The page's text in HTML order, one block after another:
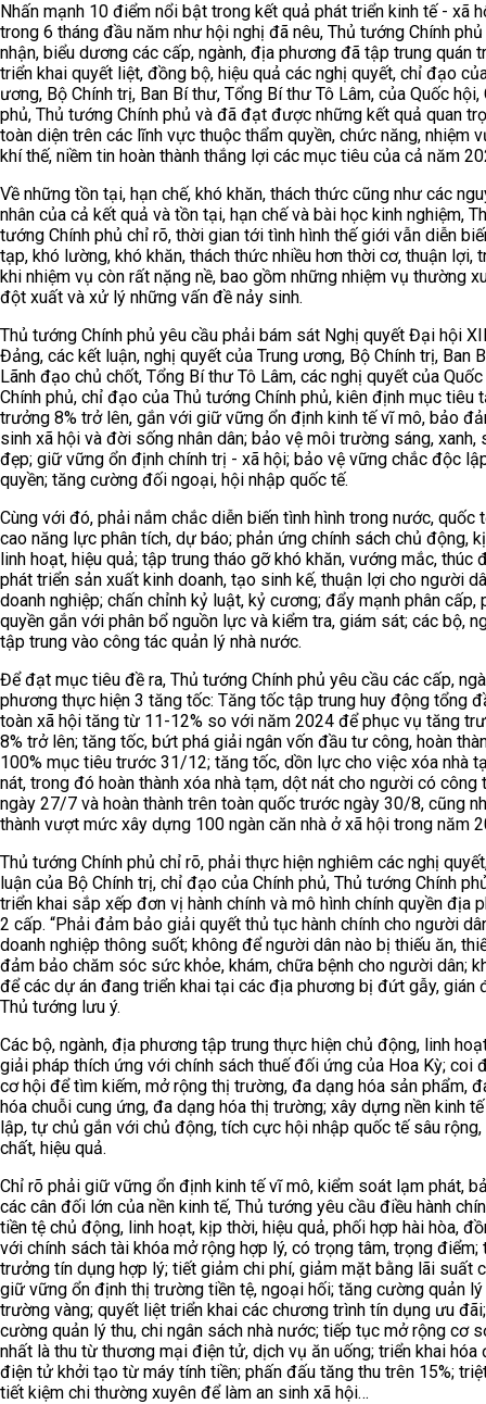
Nhấn mạnh 10 điểm nổi bật trong kết quả phát triển kinh tế - xã
trong 6 tháng đầu năm như hội nghị đã nêu, Thủ tướng Chính
nhận, biểu dương các cấp, ngành, địa phương đã tập trung quán
triển khai quyết liệt, đồng bộ, hiệu quả các nghị quyết, chỉ đạo
ương, Bộ Chính trị, Ban Bí thư, Tổng Bí thư Tô Lâm, của Quốc hội,
phủ, Thủ tướng Chính phủ và đã đạt được những kết quả quan
toàn diện trên các lĩnh vực thuộc thẩm quyền, chức năng, nhiệm
khí thế, niềm tin hoàn thành thắng lợi các mục tiêu của cả năm
Về những tồn tại, hạn chế, khó khăn, thách thức cũng như các
nhân của cả kết quả và tồn tại, hạn chế và bài học kinh nghiệm,
tướng Chính phủ chỉ rõ, thời gian tới tình hình thế giới vẫn diễn
tạp, khó lường, khó khăn, thách thức nhiều hơn thời cơ, thuận lợi,
khi nhiệm vụ còn rất nặng nề, bao gồm những nhiệm vụ thường
đột xuất và xử lý những vấn đề nảy sinh.
Thủ tướng Chính phủ yêu cầu phải bám sát Nghị quyết Đại hội
Đảng, các kết luận, nghị quyết của Trung ương, Bộ Chính trị, Ban
Lãnh đạo chủ chốt, Tổng Bí thư Tô Lâm, các nghị quyết của Quốc
Chính phủ, chỉ đạo của Thủ tướng Chính phủ, kiên định mục tiêu
trưởng 8% trở lên, gắn với giữ vững ổn định kinh tế vĩ mô, bảo
sinh xã hội và đời sống nhân dân; bảo vệ môi trường sáng, xanh,
đẹp; giữ vững ổn định chính trị - xã hội; bảo vệ vững chắc độc
quyền; tăng cường đối ngoại, hội nhập quốc tế.
Cùng với đó, phải nắm chắc diễn biến tình hình trong nước, quốc
cao năng lực phân tích, dự báo; phản ứng chính sách chủ động,
linh hoạt, hiệu quả; tập trung tháo gỡ khó khăn, vướng mắc, thúc
phát triển sản xuất kinh doanh, tạo sinh kế, thuận lợi cho người
doanh nghiệp; chấn chỉnh kỷ luật, kỷ cương; đẩy mạnh phân cấp,
quyền gắn với phân bổ nguồn lực và kiểm tra, giám sát; các bộ,
tập trung vào công tác quản lý nhà nước.
Để đạt mục tiêu đề ra, Thủ tướng Chính phủ yêu cầu các cấp,
phương thực hiện 3 tăng tốc: Tăng tốc tập trung huy động tổng
toàn xã hội tăng từ 11-12% so với năm 2024 để phục vụ tăng
8% trở lên; tăng tốc, bứt phá giải ngân vốn đầu tư công, hoàn
100% mục tiêu trước 31/12; tăng tốc, dồn lực cho việc xóa nhà
nát, trong đó hoàn thành xóa nhà tạm, dột nát cho người có công
ngày 27/7 và hoàn thành trên toàn quốc trước ngày 30/8, cũng
thành vượt mức xây dựng 100 ngàn căn nhà ở xã hội trong năm
Thủ tướng Chính phủ chỉ rõ, phải thực hiện nghiêm các nghị
luận của Bộ Chính trị, chỉ đạo của Chính phủ, Thủ tướng Chính
triển khai sắp xếp đơn vị hành chính và mô hình chính quyền địa
2 cấp. “Phải đảm bảo giải quyết thủ tục hành chính cho người
doanh nghiệp thông suốt; không để người dân nào bị thiếu ăn,
đảm bảo chăm sóc sức khỏe, khám, chữa bệnh cho người dân;
để các dự án đang triển khai tại các địa phương bị đứt gẫy, gián
Thủ tướng lưu ý.
Các bộ, ngành, địa phương tập trung thực hiện chủ động, linh
giải pháp thích ứng với chính sách thuế đối ứng của Hoa Kỳ; coi
cơ hội để tìm kiếm, mở rộng thị trường, đa dạng hóa sản phẩm,
hóa chuỗi cung ứng, đa dạng hóa thị trường; xây dựng nền kinh
lập, tự chủ gắn với chủ động, tích cực hội nhập quốc tế sâu
chất, hiệu quả.
Chỉ rõ phải giữ vững ổn định kinh tế vĩ mô, kiểm soát lạm phát,
các cân đối lớn của nền kinh tế, Thủ tướng yêu cầu điều hành
tiền tệ chủ động, linh hoạt, kịp thời, hiệu quả, phối hợp hài hòa,
với chính sách tài khóa mở rộng hợp lý, có trọng tâm, trọng điểm;
trưởng tín dụng hợp lý; tiết giảm chi phí, giảm mặt bằng lãi suất
giữ vững ổn định thị trường tiền tệ, ngoại hối; tăng cường quản
trường vàng; quyết liệt triển khai các chương trình tín dụng ưu
cường quản lý thu, chi ngân sách nhà nước; tiếp tục mở rộng cơ
nhất là thu từ thương mại điện tử, dịch vụ ăn uống; triển khai hóa
điện tử khởi tạo từ máy tính tiền; phấn đấu tăng thu trên 15%;
tiết kiệm chi thường xuyên để làm an sinh xã hội…